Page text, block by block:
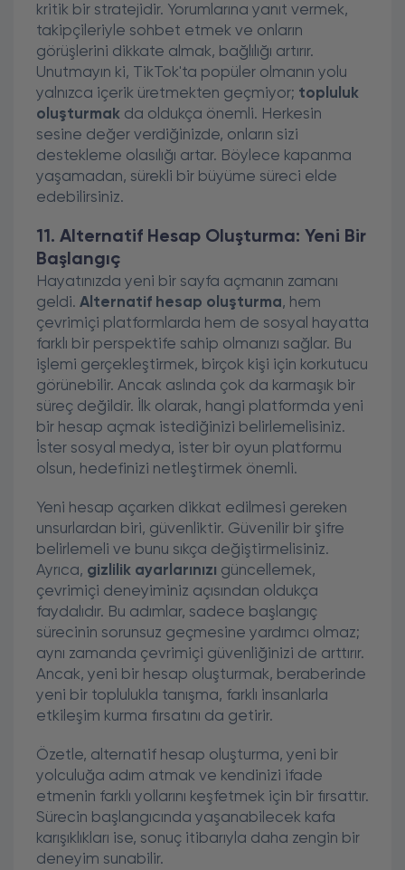
kritik bir stratejidir. Yorumlarına yanıt vermek,
takipçileriyle sohbet etmek ve onların
görüşlerini dikkate almak, bağlılığı artırır.
Unutmayın ki, TikTok'ta popüler olmanın yolu
yalnızca içerik üretmekten geçmiyor; topluluk
oluşturmak da oldukça önemli. Herkesin
sesine değer verdiğinizde, onların sizi
destekleme olasılığı artar. Böylece kapanma
yaşamadan, sürekli bir büyüme süreci elde
edebilirsiniz.
11. Alternatif Hesap Oluşturma: Yeni Bir
Başlangıç
Hayatınızda yeni bir sayfa açmanın zamanı
geldi. Alternatif hesap oluşturma, hem
çevrimiçi platformlarda hem de sosyal hayatta
farklı bir perspektife sahip olmanızı sağlar. Bu
işlemi gerçekleştirmek, birçok kişi için korkutucu
görünebilir. Ancak aslında çok da karmaşık bir
süreç değildir. İlk olarak, hangi platformda yeni
bir hesap açmak istediğinizi belirlemelisiniz.
İster sosyal medya, ister bir oyun platformu
olsun, hedefinizi netleştirmek önemli.
Yeni hesap açarken dikkat edilmesi gereken
unsurlardan biri, güvenliktir. Güvenilir bir şifre
belirlemeli ve bunu sıkça değiştirmelisiniz.
Ayrıca, gizlilik ayarlarınızı güncellemek,
çevrimiçi deneyiminiz açısından oldukça
faydalıdır. Bu adımlar, sadece başlangıç
sürecinin sorunsuz geçmesine yardımcı olmaz;
aynı zamanda çevrimiçi güvenliğinizi de arttırır.
Ancak, yeni bir hesap oluşturmak, beraberinde
yeni bir toplulukla tanışma, farklı insanlarla
etkileşim kurma fırsatını da getirir.
Özetle, alternatif hesap oluşturma, yeni bir
yolculuğa adım atmak ve kendinizi ifade
etmenin farklı yollarını keşfetmek için bir fırsattır.
Sürecin başlangıcında yaşanabilecek kafa
karışıklıkları ise, sonuç itibarıyla daha zengin bir
deneyim sunabilir.